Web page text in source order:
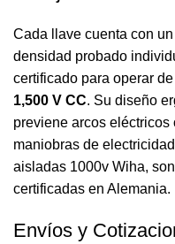
Cada llave cuenta con
densidad probado
certificado para operar
1,500 V CC. Su diseño
previene arcos
maniobras de
aisladas 1000v Wiha,
certificadas en Alemania.
Envíos y